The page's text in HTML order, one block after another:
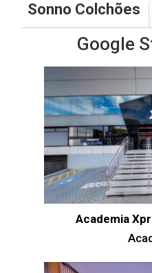
Sonno Colchões
Google
Academia